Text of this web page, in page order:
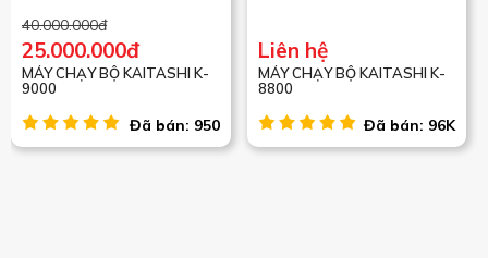
40.000.000đ
25.000.000đ
MÁY CHẠY BỘ KAITASHI K-
9000
Đã bán: 950
Liên hệ
MÁY CHẠY BỘ KAITASHI K-
8800
Đã bán: 96K